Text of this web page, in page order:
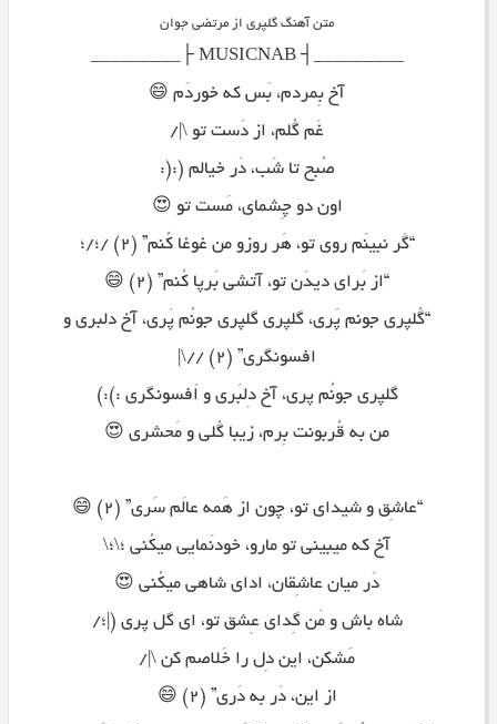
متن آهنگ گلپری از مرتضی جوان
_________┤ MUSICNAB ├_________
آخ بِمردم، بَس که خوردَم 😄
غَم گُلم، از دَست تو \|/
صُبح تا شَب، دَر خیالم (:(:
اون دو چِشمای، مَست تو 😍
“گَر نبینَم روی تو، هَر روزو من غوغا کُنم” (۲) /؛/؛
“از بَرای دیدَن تو، آتشی بَرپا کُنم” (۲) 😄
“گُلپری جونم پَری، گلپری گلپری جونُم پَری، آخ دلبری و
افسونگری” (۲) //\|
گلپری جونُم پری، آخ دِلبَری و اَفسونگری :):)
من به قُربونت بِرم، زیبا گُلی و مَحشری 😍
“عاشِق و شیدای تو، چون از هَمه عالَم سَری” (۲) 😄
آخ که میبینی تو مارو، خودنَمایی میکُنی ؛\؛\
دَر میان عاشِقان، ادای شاهی میکُنی 😍
شاه باش و مَن گِدای عِشق تو، ای گل پری (|؛/
مَشکن، این دِل را خَلاصم کن \|/
از این، دَر به دَری” (۲) 😄